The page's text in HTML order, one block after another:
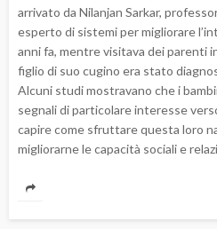
arrivato da Nilanjan Sarkar,
esperto di sistemi per migliorare
anni fa, mentre visitava dei parenti
figlio di suo cugino era stato
Alcuni studi mostravano che i
segnali di particolare interesse
capire come sfruttare questa loro
migliorarne le capacità sociali e